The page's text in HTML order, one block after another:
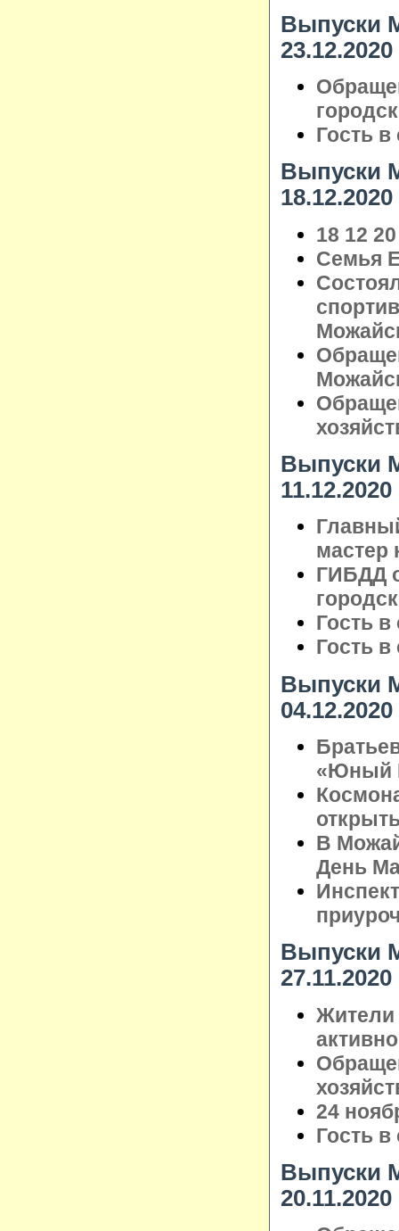
Выпуски
23.12.2020
Гость
Выпуски
18.12.2020
18 12
Семья
Выпуски
11.12.2020
мастер
ГИБДД
Гость
Гость
Выпуски
04.12.2020
«Юный
В
День
Выпуски
27.11.2020
Жители
24
Гость
Выпуски
20.11.2020